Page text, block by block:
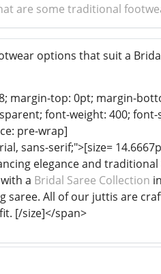
are some traditional
options that suit a
margin-top: 0pt; margin-
font-weight: 400;
pre-wrap]
sans-serif;">[size=
elegance and
a Bridal Saree Collection
saree. All of our juttis are
[/size]</span>